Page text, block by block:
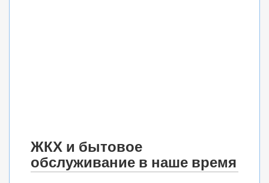
ЖКХ и бытовое
обслуживание в наше время